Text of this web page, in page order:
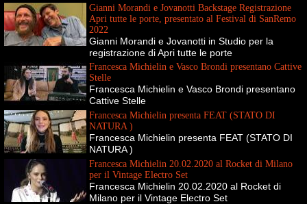
Gianni Morandi e Jovanotti Backstage Registrazione
Apri tutte le porte, presentato al Festival di SanRemo
2022
Gianni Morandi e Jovanotti in Studio per la
registrazione di Apri tutte le porte
Francesca Michielin e Vasco Brondi presentano Cattive
Stelle
Francesca Michielin e Vasco Brondi presentano
Cattive Stelle
Francesca Michielin presenta FEAT (STATO DI
NATURA )
Francesca Michielin presenta FEAT (STATO DI
NATURA )
Francesca Michielin 20.02.2020 al Rocket di Milano
per il Vintage Electro Set
Francesca Michielin 20.02.2020 al Rocket di
Milano per il Vintage Electro Set